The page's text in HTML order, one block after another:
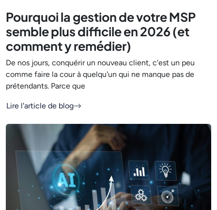
Pourquoi la gestion de votre MSP
semble plus difficile en 2026 (et
comment y remédier)
De nos jours, conquérir un nouveau client, c'est un peu
comme faire la cour à quelqu'un qui ne manque pas de
prétendants. Parce que
Lire l'article de blog